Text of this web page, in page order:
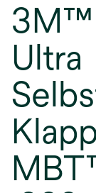
Ultra